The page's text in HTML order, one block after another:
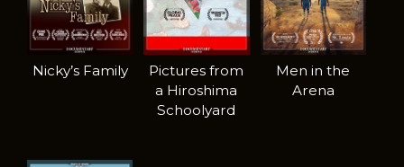
Nicky’s Family
Pictures from
a Hiroshima
Schoolyard
Men in the
Arena